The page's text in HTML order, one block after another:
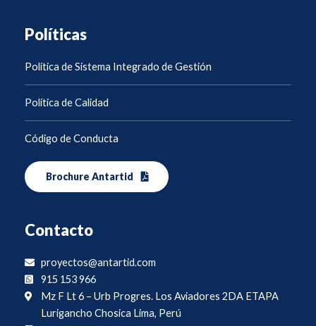
Políticas
Política de Sistema Integrado de Gestión
Política de Calidad
Código de Conducta
Brochure Antartid
Contacto
proyectos@antartid.com
915 153 966
Mz F Lt 6 – Urb Progres. Los Aviadores 2DA ETAPA
Lurigancho Chosica Lima, Perú